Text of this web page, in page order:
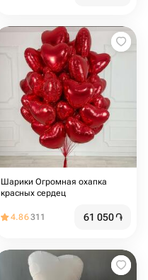
Шарики Огромная охапка
красных сердец
4.86311 61 050֏